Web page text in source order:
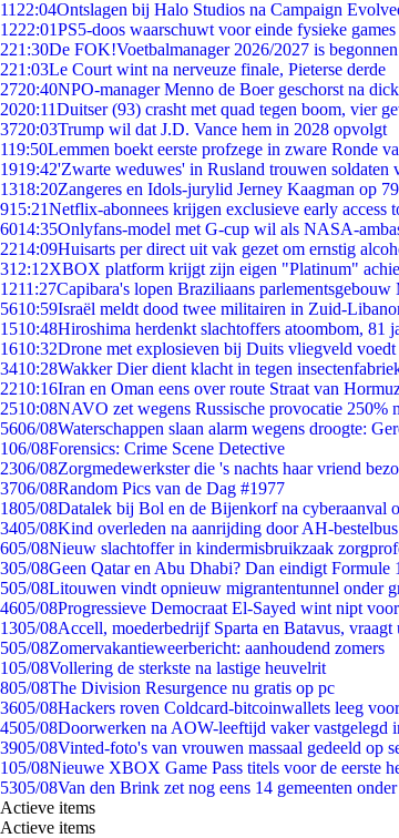
11 22:04Ontslagen bij Halo Studios na Campaign
1222:01PS5-doos waarschuwt voor einde fysieke games
221:30De FOK!Voetbalmanager 2026/2027 is begonnen
221:03Le Court wint na nerveuze finale, Pieterse derde
2720:40NPO-manager Menno de Boer geschorst na
2020:11Duitser (93) crasht met quad tegen boom, vier
3720:03Trump wil dat J.D. Vance hem in 2028 opvolgt
119:50Lemmen boekt eerste profzege in zware Ronde
1919:42'Zwarte weduwes' in Rusland trouwen soldaten
1318:20Zangeres en Idols-jurylid Jerney Kaagman op
915:21Netflix-abonnees krijgen exclusieve early
6014:35Onlyfans-model met G-cup wil als NASA-
2214:09Huisarts per direct uit vak gezet om ernstig
312:12XBOX platform krijgt zijn eigen "Platinum"
1211:27Capibara's lopen Braziliaans parlementsgebouw
5610:59Israël meldt dood twee militairen in Zuid-
1510:48Hiroshima herdenkt slachtoffers atoombom, 81
1610:32Drone met explosieven bij Duits vliegveld
3410:28Wakker Dier dient klacht in tegen
2210:16Iran en Oman eens over route Straat van
2510:08NAVO zet wegens Russische provocatie 250%
5606/08Waterschappen slaan alarm wegens droogte:
106/08Forensics: Crime Scene Detective
2306/08Zorgmedewerkster die 's nachts haar vriend
3706/08Random Pics van de Dag #1977
1805/08Datalek bij Bol en de Bijenkorf na cyberaanval
3405/08Kind overleden na aanrijding door AH-
605/08Nieuw slachtoffer in kindermisbruikzaak
305/08Geen Qatar en Abu Dhabi? Dan eindigt Formule
505/08Litouwen vindt opnieuw migrantentunnel onder
4605/08Progressieve Democraat El-Sayed wint nipt
1305/08Accell, moederbedrijf Sparta en Batavus, vraagt
505/08Zomervakantieweerbericht: aanhoudend zomers
105/08Vollering de sterkste na lastige heuvelrit
805/08The Division Resurgence nu gratis op pc
3605/08Hackers roven Coldcard-bitcoinwallets leeg
4505/08Doorwerken na AOW-leeftijd vaker vastgelegd
3905/08Vinted-foto's van vrouwen massaal gedeeld op
105/08Nieuwe XBOX Game Pass titels voor de eerste
5305/08Van den Brink zet nog eens 14 gemeenten
Actieve items
Actieve items